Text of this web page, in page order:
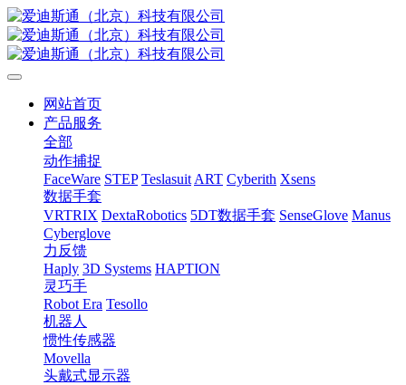
网站首页
产品服务
全部
动作捕捉
FaceWare STEP Teslasuit ART Cyberith Xsens
数据手套
VRTRIX DextaRobotics 5DT数据手套 SenseGlove Manus
Cyberglove
力反馈
Haply 3D Systems HAPTION
灵巧手
Robot Era Tesollo
机器人
惯性传感器
Movella
头戴式显示器